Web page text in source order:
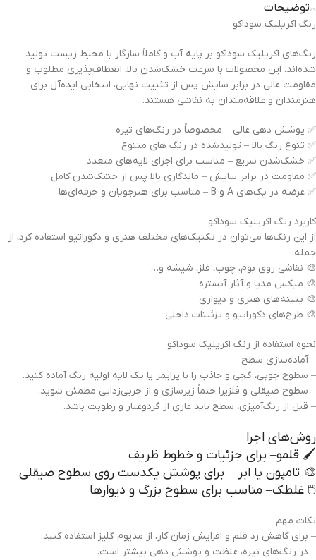
توضیحات
رنگ اکریلیک سوداکو
رنگ‌های اکریلیک سوداکو بر پایه آب و کاملاً سازگار با محیط زیست تولید
شده‌اند. این محصولات با سرعت خشک‌شدن بالا، انعطاف‌پذیری مطلوب و
مقاومت عالی در برابر سایش پس از تثبیت نهایی، انتخابی ایده‌آل برای
هنرمندان و علاقه‌مندان به نقاشی هستند.
✅ پوشش دهی عالی – مخصوصاً در رنگ‌های تیره
✅ تنوع رنگ بالا – تولیدشده در رنگ های متنوع
✅ خشک‌شدن سریع – مناسب برای اجرای لایه‌های متعدد
✅ مقاومت در برابر سایش – ماندگاری بالا پس از خشک‌شدن کامل
✅ عرضه در پک‌های A و B – مناسب برای هنرجویان و حرفه‌ای‌ها
کاربرد رنگ اکریلیک سوداکو
از این رنگ‌ها می‌توان در تکنیک‌های مختلف هنری و دکوراتیو استفاده کرد، از
جمله:
🎨 نقاشی روی بوم، چوب، فلز، شیشه و…
🎨 میکس مدیا و آثار آبستره
🎨 پتینه‌های هنری و دیواری
🎨 طرح‌های دکوراتیو و تزئینات داخلی
نحوه استفاده از رنگ اکریلیک سوداکو
– آماده‌سازی سطح
– سطوح چوبی، گچی و جاذب را با پرایمر یا یک لایه اولیه رنگ آماده کنید.
– سطوح صیقلی و فلزیرا حتماً زیرسازی و از چربی‌زدایی مطمئن شوید.
– قبل از رنگ‌آمیزی، سطح باید عاری از گردوغبار و رطوبت باشد.
روش‌های اجرا
🖌️ قلمو– برای جزئیات و خطوط ظریف
🎨 تامپون یا ابر – برای پوشش یکدست روی سطوح صیقلی
🖱️ غلطک– مناسب برای سطوح بزرگ و دیوارها
نکات مهم
– برای کاهش رد قلم و افزایش زمان کار، از مدیوم گلیز استفاده کنید.
– در رنگ‌های تیره، غلظت و پوشش دهی بیشتر است.